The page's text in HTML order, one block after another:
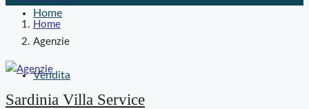
Home
Vendita
Home
Agenzie
Sardinia Villa Service